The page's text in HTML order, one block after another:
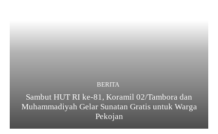
BERITA
Sambut HUT RI ke-81, Koramil 02/Tambora dan
Muhammadiyah Gelar Sunatan Gratis untuk Warga
Pekojan